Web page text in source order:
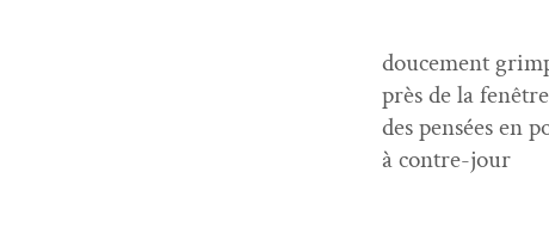
douce­ment
près de la
des pen­sées en
à contre-jour